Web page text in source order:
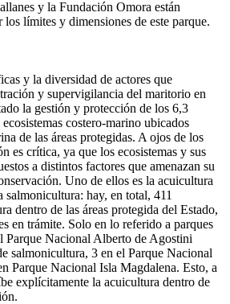
y la Fundación Omora están
límites y dimensiones de este parque.
y la diversidad de actores que
y supervigilancia del maritorio en
la gestión y protección de los 6,3
costero-marino ubicados
de las áreas protegidas. A ojos de los
es crítica, ya que los ecosistemas y sus
a distintos factores que amenazan su
Uno de ellos es la acuicultura
hay, en total, 411
dentro de las áreas protegida del Estado,
en trámite. Solo en lo referido a parques
Parque Nacional Alberto de Agostini
salmonicultura, 3 en el Parque Nacional
Parque Nacional Isla Magdalena. Esto, a
explícitamente la acuicultura dentro de